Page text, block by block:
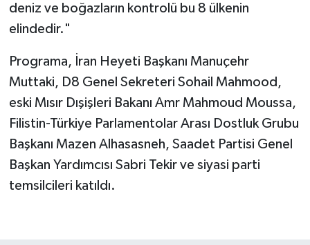
deniz ve boğazların kontrolü bu 8 ülkenin
elindedir."
Programa, İran Heyeti Başkanı Manuçehr
Muttaki, D8 Genel Sekreteri Sohail Mahmood,
eski Mısır Dışişleri Bakanı Amr Mahmoud Moussa,
Filistin-Türkiye Parlamentolar Arası Dostluk Grubu
Başkanı Mazen Alhasasneh, Saadet Partisi Genel
Başkan Yardımcısı Sabri Tekir ve siyasi parti
temsilcileri katıldı.